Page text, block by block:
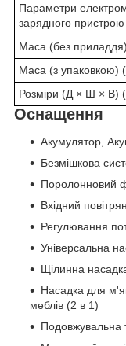
Параметри
зарядного
Маса (без
Маса (з упаковкою)
Розміри (Д × Ш × В)
Оснащення
Акумулятор,
Безмішкова
Поролонновий
Вхідний
Регулювання
Універсальна
Щілинна
Насадка для
меблів (2 в 1)
Подовжувальна